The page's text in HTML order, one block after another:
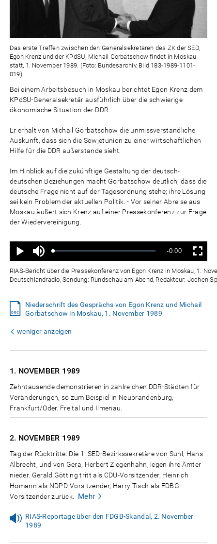
Das erste Treffen zwischen den Generalsekretären des ZK der SED,
Egon Krenz und der KPdSU, Michail Gorbatschow findet in Moskau
statt, 1. November 1989. (Foto: Bundesarchiv, Bild 183-1989-1101-
019)
Bei einem Arbeitsbesuch in Moskau berichtet Egon Krenz dem
KPdSU-Generalsekretär ausführlich über die schwierige
ökonomische Situation der DDR.
Er erhält von Michail Gorbatschow die unmissverständliche
Auskunft, dass sich die Sowjetunion zu einer wirtschaftlichen
Hilfe für die DDR außerstande sieht.
Im Hinblick auf die zukünftige Gestaltung der deutsch-
deutschen Beziehungen macht Gorbatschow deutlich, dass die
deutsche Frage nicht auf der Tagesordnung stehe; ihre Lösung
sei kein Problem der aktuellen Politik. - Vor seiner Abreise aus
Moskau äußert sich Krenz auf einer Pressekonferenz zur Frage
der Wiedervereinigung.
Wiedergabe
Ton
aus
Geladen:
Status:
Verbleibende
Zeit
-0:00 Vollbild
RIAS-Bericht über die Pressekonferenz von Egon Krenz in Moskau, 1.
Deutschlandradio, Sendung: Rundschau am Abend, Redakteur: Jochen
Niederschrift des Gesprächs von Egon Krenz und Michail
Gorbatschow in Moskau, 1. November 1989
weniger anzeigen
1. NOVEMBER 1989
Zehntausende demonstrieren in zahlreichen DDR-Städten für
Veränderungen, so zum Beispiel in Neubrandenburg,
Frankfurt/Oder, Freital und Ilmenau.
2. NOVEMBER 1989
Tag der Rücktritte: Die 1. SED-Bezirkssekretäre von Suhl, Hans
Albrecht, und von Gera, Herbert Ziegenhahn, legen ihre Ämter
nieder. Gerald Götting tritt als CDU-Vorsitzender, Heinrich
Homann als NDPD-Vorsitzender, Harry Tisch als FDBG-
Vorsitzender zurück.
Mehr
RIAS-Reportage über den FDGB-Skandal, 2. November
1989